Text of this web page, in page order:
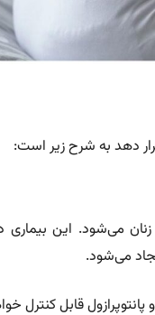
دهد به شرح زیر است:
می‌شود. این بیماری
قابل کنترل